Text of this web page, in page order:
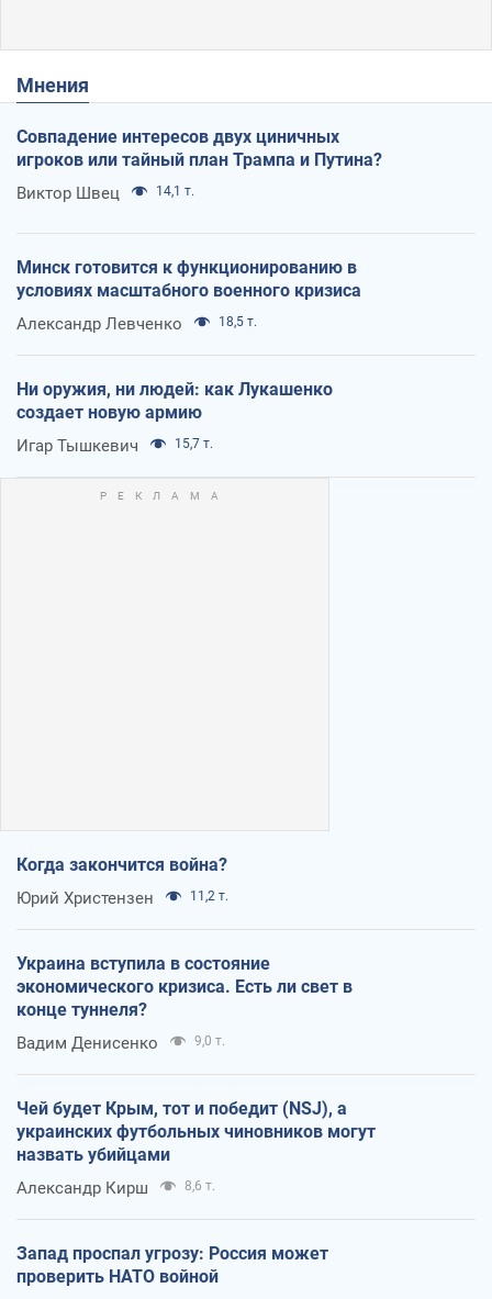
Мнения
Совпадение интересов двух циничных
игроков или тайный план Трампа и Путина?
Виктор Швец 14,1 т.
Минск готовится к функционированию в
условиях масштабного военного кризиса
Александр Левченко 18,5 т.
Ни оружия, ни людей: как Лукашенко
создает новую армию
Игар Тышкевич 15,7 т.
Когда закончится война?
Юрий Христензен 11,2 т.
Украина вступила в состояние
экономического кризиса. Есть ли свет в
конце туннеля?
Вадим Денисенко 9,0 т.
Чей будет Крым, тот и победит (NSJ), а
украинских футбольных чиновников могут
назвать убийцами
Александр Кирш 8,6 т.
Запад проспал угрозу: Россия может
проверить НАТО войной